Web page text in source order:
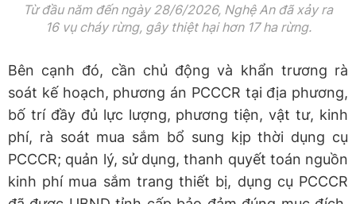
Từ đầu năm đến ngày 28/6/2026, Nghệ An đã xảy ra
16 vụ cháy rừng, gây thiệt hại hơn 17 ha rừng.
Bên cạnh đó, cần chủ động và khẩn trương rà
soát kế hoạch, phương án PCCCR tại địa phương,
bố trí đầy đủ lực lượng, phương tiện, vật tư, kinh
phí, rà soát mua sắm bổ sung kịp thời dụng cụ
PCCCR; quản lý, sử dụng, thanh quyết toán nguồn
kinh phí mua sắm trang thiết bị, dụng cụ PCCCR